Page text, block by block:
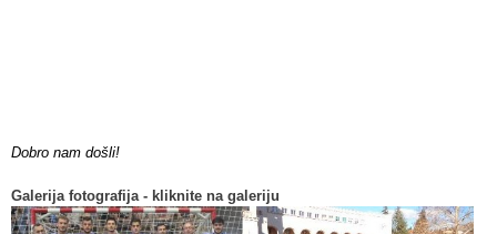
Dobro nam došli!
Galerija fotografija - kliknite na galeriju